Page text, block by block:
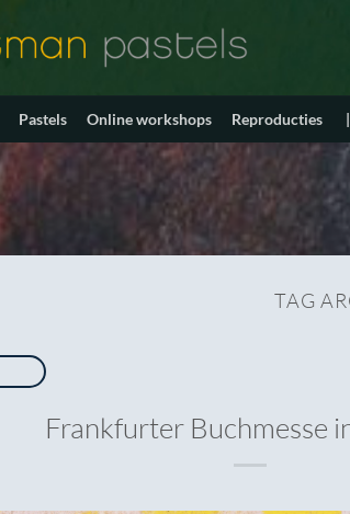
Pastels Online workshops Reproducties |
TAG
Frankfurter Buchmesse